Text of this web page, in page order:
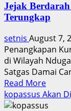
di
Lokasi
Jejak
Terungkap
setnis August 7,
Penangkapan
di Wilayah
Satgas Damai
Read MoreRead
more
about
kopassus Akan